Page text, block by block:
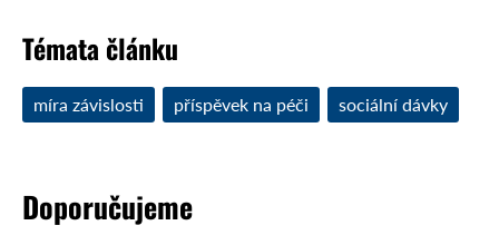
Témata článku
míra závislosti příspěvek na péči sociální dávky
Doporučujeme